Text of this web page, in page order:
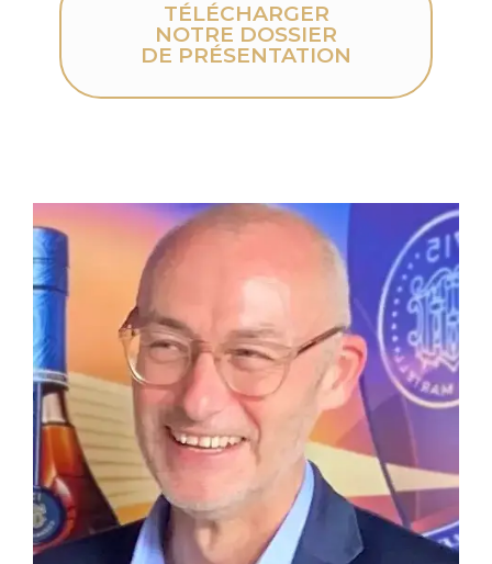
TÉLÉCHARGER
NOTRE DOSSIER
DE PRÉSENTATION